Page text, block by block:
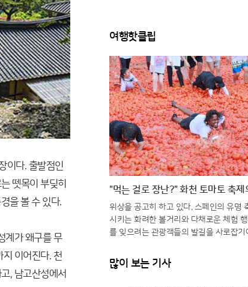
이다. 출발점인
뗏목이 부딪히
을 볼 수 있다.
계가 왜구를 무
이어진다. 천
, 남고산성에서
여행핫클립
"먹는 걸로 장난?" 화천 토마토 축제
위상을 공고히 하고 있다. 스페인의 유명
시키는 화려한 볼거리와 다채로운 체험
를 잊으려는 관광객들의 발길을 사로잡기
공간을 확장하는 등 방문객 편의를 위한
시도해 긍정적인 반응을 얻고 있다.일각에
많이 보는 기사